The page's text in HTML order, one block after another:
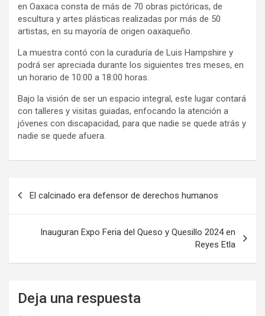
en Oaxaca consta de más de 70 obras pictóricas, de
escultura y artes plásticas realizadas por más de 50
artistas, en su mayoría de origen oaxaqueño.
La muestra contó con la curaduría de Luis Hampshire y
podrá ser apreciada durante los siguientes tres meses, en
un horario de 10:00 a 18:00 horas.
Bajo la visión de ser un espacio integral, este lugar contará
con talleres y visitas guiadas, enfocando la atención a
jóvenes con discapacidad, para que nadie se quede atrás y
nadie se quede afuera.
El calcinado era defensor de derechos humanos
Inauguran Expo Feria del Queso y Quesillo 2024 en
Reyes Etla
Deja una respuesta